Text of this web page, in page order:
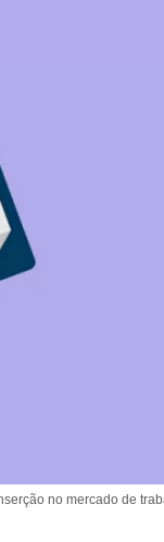
no mercado de